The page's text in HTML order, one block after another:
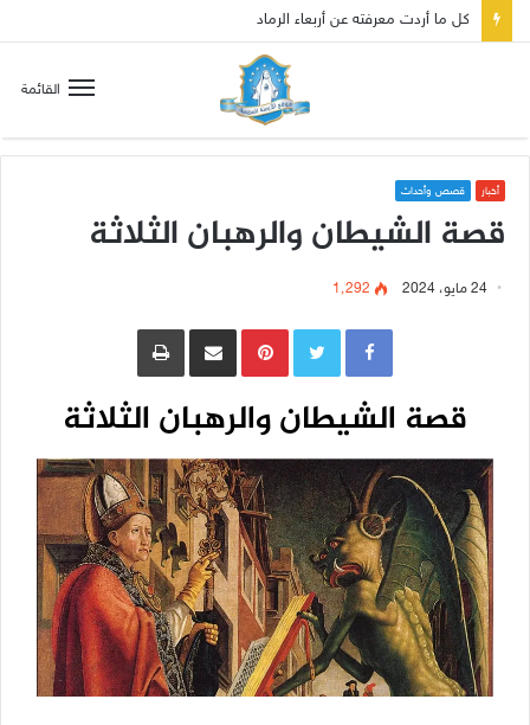
صلاة إلى مريم سلطانة السلام لتهدئة الغضب الإلهي
القائمة
أخبار قصص وأحداث
قصة الشيطان والرهبان الثلاثة
24 مايو، 2024 1٬292
Pinterestمشاركة عبر البريد طباعة
قصة الشيطان والرهبان الثلاثة